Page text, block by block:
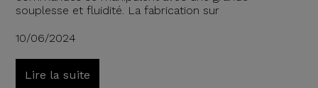
souplesse et fluidité. La fabrication sur
10/06/2024
Lire la suite